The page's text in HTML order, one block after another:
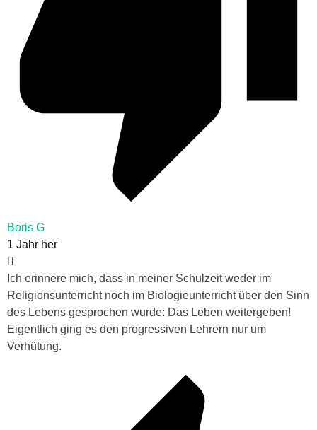
Boris G
1 Jahr her
Ich erinnere mich, dass in meiner Schulzeit weder im
Religionsunterricht noch im Biologieunterricht über den Sinn
des Lebens gesprochen wurde: Das Leben weitergeben!
Eigentlich ging es den progressiven Lehrern nur um
Verhütung.